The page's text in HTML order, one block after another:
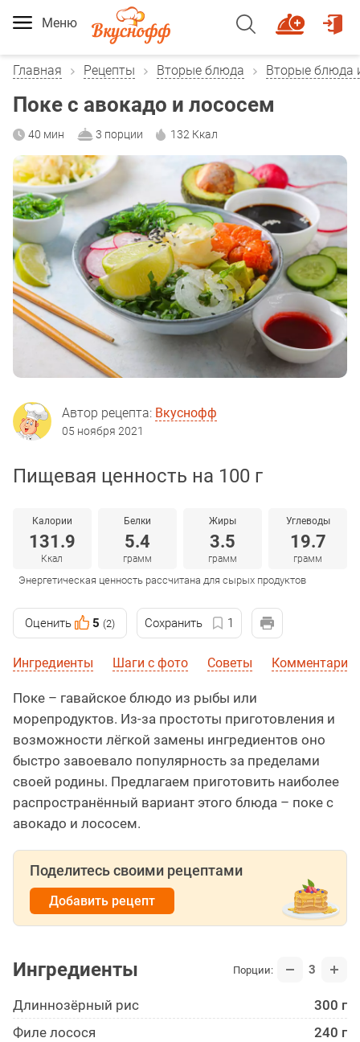
Меню
Главная Рецепты Вторые блюда Вторые блюда
Поке с авокадо и лососем
40 мин 3 порции 132 Ккал
Автор рецепта: Вкуснофф
05 ноября 2021
Пищевая ценность на 100 г
Калории
131.9
Ккал
Белки
5.4
грамм
Жиры
3.5
грамм
Углеводы
19.7
грамм
Энергетическая ценность рассчитана для сырых продуктов
Оценить 5 (2) Сохранить 1
Ингредиенты Шаги с фото Советы Комментарии
Поке – гавайское блюдо из рыбы или
морепродуктов. Из-за простоты приготовления и
возможности лёгкой замены ингредиентов оно
быстро завоевало популярность за пределами
своей родины. Предлагаем приготовить наиболее
распространённый вариант этого блюда – поке с
авокадо и лососем.
Поделитесь своими рецептами
Добавить рецепт
Ингредиенты Порции: 3
Длиннозёрный рис
300 г
Филе лосося
240 г